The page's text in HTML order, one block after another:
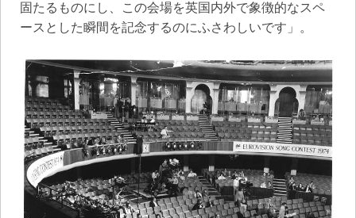
固たるものにし、この会場を英国内外で象徴的なスペ
ースとした瞬間を記念するのにふさわしいです」。